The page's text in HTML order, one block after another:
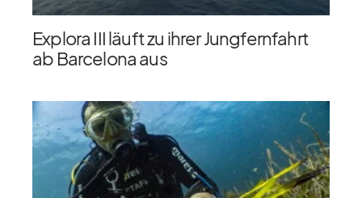
Explora III läuft zu ihrer Jungfernfahrt
ab Barcelona aus